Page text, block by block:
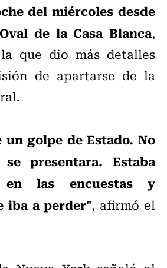
del miércoles desde
de la Casa Blanca,
que dio más detalles
de apartarse de la
un golpe de Estado. No
presentara. Estaba
las encuestas y
iba a perder", afirmó el